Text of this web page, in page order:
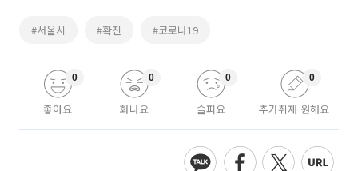
#서울시 #확진 #코로나19
좋아요
0
화나요
0
슬퍼요
0
추가취재 원해요
0